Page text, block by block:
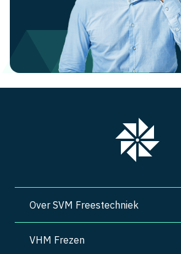
Over SVM Freestechniek
VHM Frezen